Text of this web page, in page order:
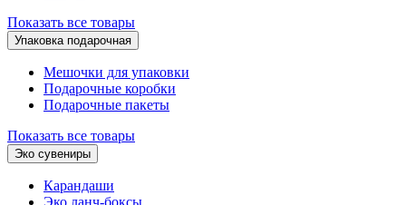
Показать все товары
Упаковка подарочная
Мешочки для упаковки
Подарочные коробки
Подарочные пакеты
Показать все товары
Эко сувениры
Карандаши
Эко ланч-боксы